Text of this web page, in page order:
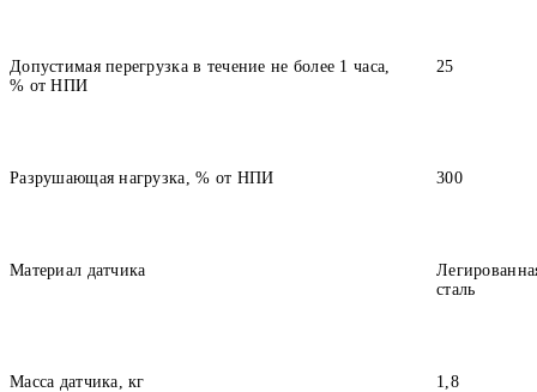
Допустимая перегрузка в течение не более 1 часа,
% от НПИ
25
Разрушающая нагрузка, % от НПИ 300
Материал датчика
сталь
Масса датчика, кг 1,8